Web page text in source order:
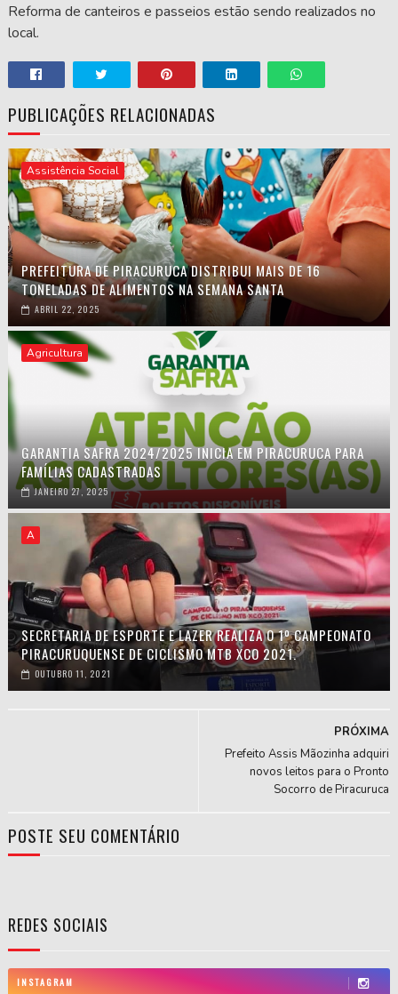
Reforma de canteiros e passeios estão sendo realizados no
local.
PUBLICAÇÕES RELACIONADAS
Assistência Social
PREFEITURA DE PIRACURUCA DISTRIBUI MAIS DE 16
TONELADAS DE ALIMENTOS NA SEMANA SANTA
ABRIL 22, 2025
Agricultura
GARANTIA SAFRA 2024/2025 INICIA EM PIRACURUCA PARA
FAMÍLIAS CADASTRADAS
JANEIRO 27, 2025
A
SECRETARIA DE ESPORTE E LAZER REALIZA O 1º CAMPEONATO
PIRACURUQUENSE DE CICLISMO MTB XCO 2021.
OUTUBRO 11, 2021
PRÓXIMA
Prefeito Assis Mãozinha adquiri
novos leitos para o Pronto
Socorro de Piracuruca
POSTE SEU COMENTÁRIO
REDES SOCIAIS
INSTAGRAM